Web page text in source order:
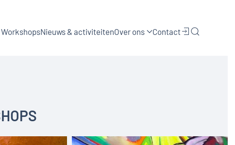
Nieuws & activiteitenOver ons Contact